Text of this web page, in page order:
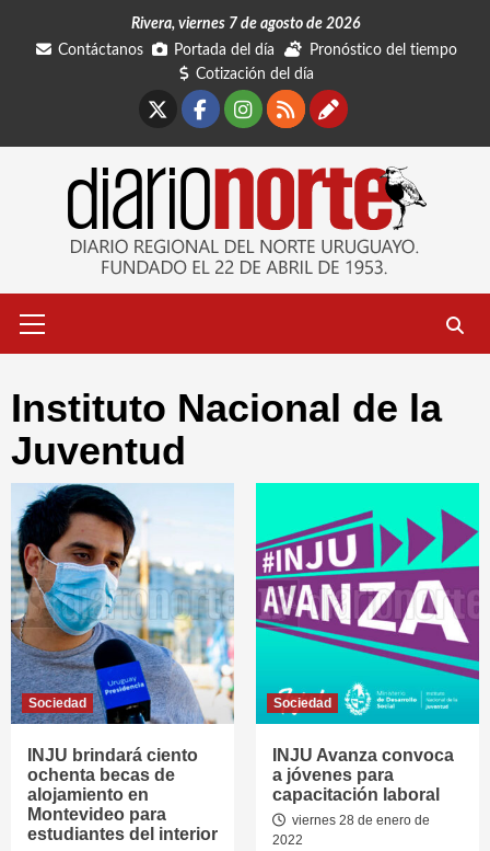
Rivera, viernes 7 de agosto de 2026
Contáctanos
Portada del día
Pronóstico del tiempo
Cotización del día
Facebook
Instagram
RSSContáctanos
primario
Instituto Nacional de la
Juventud
Sociedad
INJU brindará ciento
ochenta becas de
alojamiento en
Montevideo para
estudiantes del interior
Sociedad
INJU Avanza convoca
a jóvenes para
capacitación laboral
viernes 28 de enero de
2022